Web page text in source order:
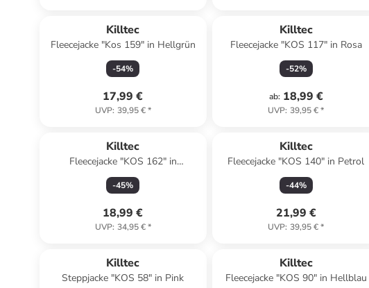
Killtec
Fleecejacke "Kos 159" in Hellgrün
-54%
17,99 €
UVP: 39,95 €*
Killtec
Fleecejacke "KOS 117" in Rosa
-52%
ab: 18,99 €
UVP: 39,95 €*
Killtec
Fleecejacke "KOS 162" in
Dunkelblau
-45%
18,99 €
UVP: 34,95 €*
Killtec
Fleecejacke "KOS 140" in Petrol
-44%
21,99 €
UVP: 39,95 €*
Killtec
Steppjacke "KOS 58" in Pink
Killtec
Fleecejacke "KOS 90" in Hellblau